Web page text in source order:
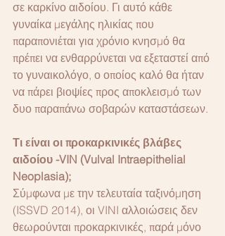
σε καρκίνο αιδοίου. Γι αυτό κάθε
γυναίκα μεγάλης ηλικίας που
παραπονιέται για χρόνιο κνησμό θα
πρέπει να ενθαρρύνεται να εξεταστεί από
το γυναικολόγο, ο οποίος καλό θα ήταν
να πάρει βιοψίες προς αποκλεισμό των
δυο παραπάνω σοβαρών καταστάσεων.
Τι είναι οι προκαρκινικές βλάβες
αιδοίου -VIN (Vulval Intraepithelial
Neoplasia);
Σύμφωνα με την τελευταία ταξινόμηση
(ISSVD 2014), οι VINI αλλοιώσεις δεν
θεωρούνται προκαρκινικές, παρά μόνο